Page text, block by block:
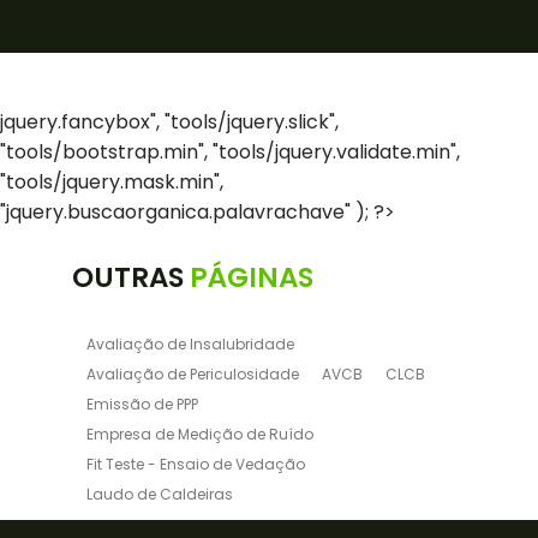
Treinamento de SEP
Treinamento de Talha Elétrica
Treinamento de Trabalho em Altura
Treinamento de Transpaleteira
Pgr e Pcmso
Laudo de Insalubridade
jquery.fancybox", "tools/jquery.slick",
"tools/bootstrap.min", "tools/jquery.validate.min",
"tools/jquery.mask.min",
"jquery.buscaorganica.palavrachave" ); ?>
OUTRAS PÁGINAS
Avaliação de Insalubridade
Avaliação de Periculosidade
AVCB
CLCB
Emissão de PPP
Empresa de Medição de Ruído
Fit Teste - Ensaio de Vedação
Laudo de Caldeiras
Laudo de Insalubridade NR15